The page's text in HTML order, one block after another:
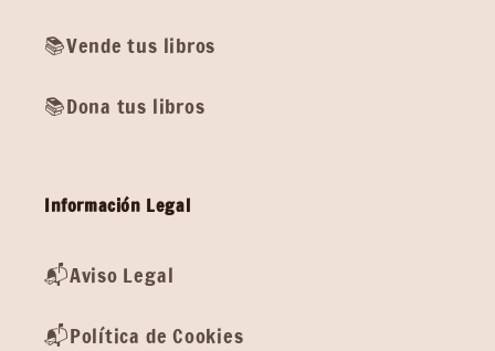
📚Vende tus libros
📚Dona tus libros
Información Legal
📬Aviso Legal
📬Política de Cookies